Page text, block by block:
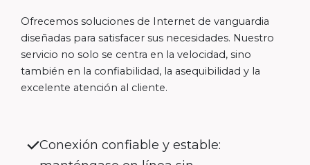
Ofrecemos soluciones de Internet de vanguardia
diseñadas para satisfacer sus necesidades. Nuestro
servicio no solo se centra en la velocidad, sino
también en la confiabilidad, la asequibilidad y la
excelente atención al cliente.
Conexión confiable y estable: